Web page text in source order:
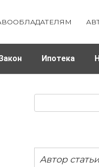
Ипотека
Автор статьи